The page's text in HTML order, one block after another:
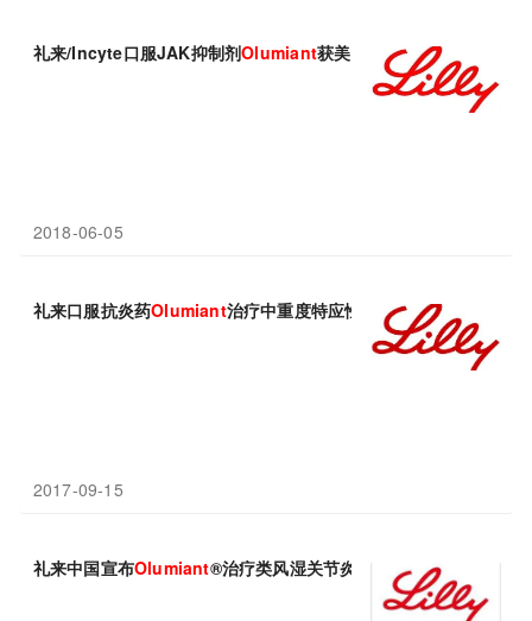
礼来/Incyte口服JAK抑制剂Olumiant获美国FDA批准，治疗类风
2018-06-05
礼来口服抗炎药Olumiant治疗中重度特应性皮炎II期临床获得成功
2017-09-15
礼来中国宣布Olumiant®治疗类风湿关节炎的III期临床试验“RA-